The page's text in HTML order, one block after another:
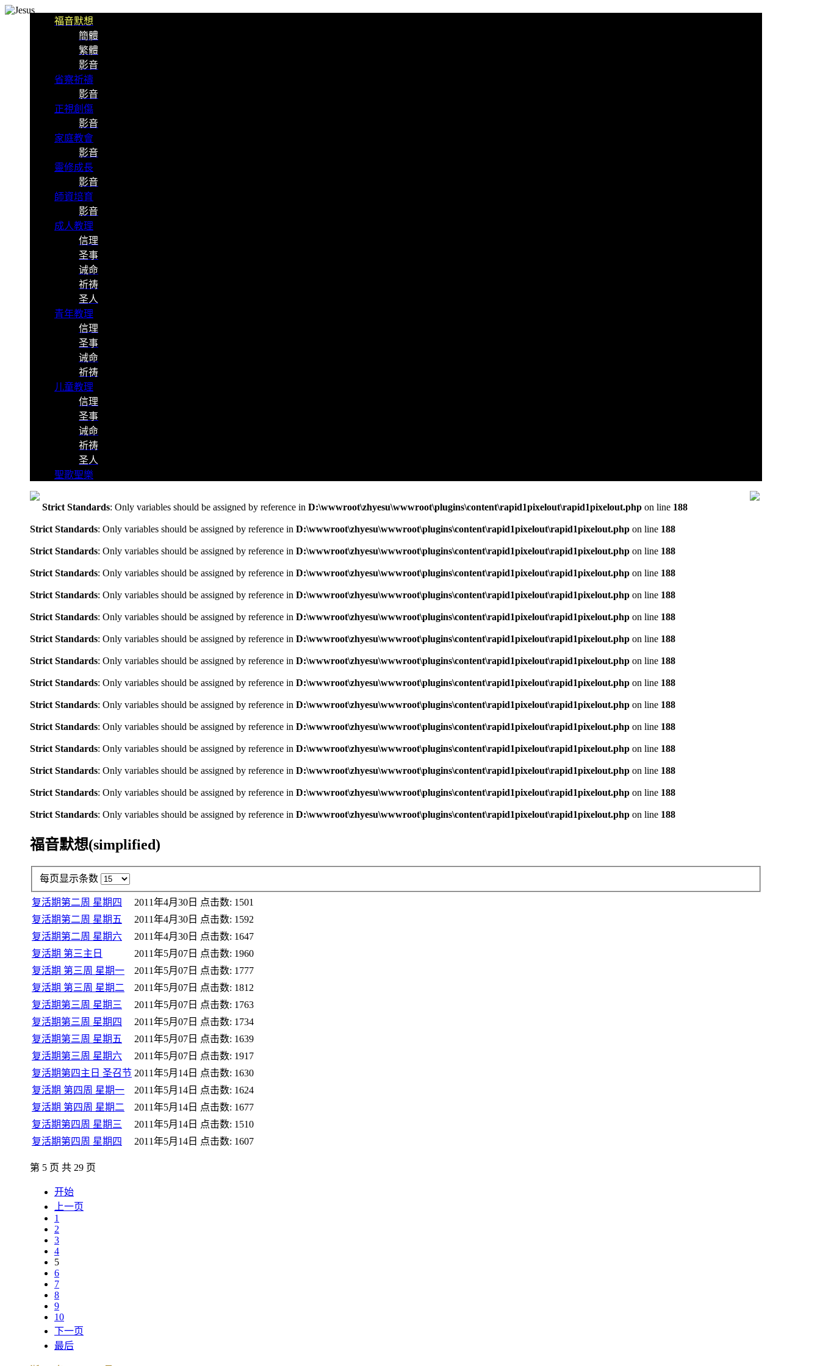
福音默想
簡體
繁體
影音
省察祈禱
影音
正視創傷
影音
家庭教會
影音
靈修成長
影音
師資培育
影音
成人教理
信理
圣事
诫命
祈祷
圣人
青年教理
信理
圣事
诫命
祈祷
儿童教理
信理
圣事
诫命
祈祷
圣人
聖歌聖樂
Strict Standards: Only variables should be assigned by reference in D:\wwwroot\zhyesu\wwwroot\plugins\content\rapid1pixelout\rapid1pixelout.php on line 188
Strict Standards: Only variables should be assigned by reference in D:\wwwroot\zhyesu\wwwroot\plugins\content\rapid1pixelout\rapid1pixelout.php on line 188
Strict Standards: Only variables should be assigned by reference in D:\wwwroot\zhyesu\wwwroot\plugins\content\rapid1pixelout\rapid1pixelout.php on line 188
Strict Standards: Only variables should be assigned by reference in D:\wwwroot\zhyesu\wwwroot\plugins\content\rapid1pixelout\rapid1pixelout.php on line 188
Strict Standards: Only variables should be assigned by reference in D:\wwwroot\zhyesu\wwwroot\plugins\content\rapid1pixelout\rapid1pixelout.php on line 188
Strict Standards: Only variables should be assigned by reference in D:\wwwroot\zhyesu\wwwroot\plugins\content\rapid1pixelout\rapid1pixelout.php on line 188
Strict Standards: Only variables should be assigned by reference in D:\wwwroot\zhyesu\wwwroot\plugins\content\rapid1pixelout\rapid1pixelout.php on line 188
Strict Standards: Only variables should be assigned by reference in D:\wwwroot\zhyesu\wwwroot\plugins\content\rapid1pixelout\rapid1pixelout.php on line 188
Strict Standards: Only variables should be assigned by reference in D:\wwwroot\zhyesu\wwwroot\plugins\content\rapid1pixelout\rapid1pixelout.php on line 188
Strict Standards: Only variables should be assigned by reference in D:\wwwroot\zhyesu\wwwroot\plugins\content\rapid1pixelout\rapid1pixelout.php on line 188
Strict Standards: Only variables should be assigned by reference in D:\wwwroot\zhyesu\wwwroot\plugins\content\rapid1pixelout\rapid1pixelout.php on line 188
Strict Standards: Only variables should be assigned by reference in D:\wwwroot\zhyesu\wwwroot\plugins\content\rapid1pixelout\rapid1pixelout.php on line 188
Strict Standards: Only variables should be assigned by reference in D:\wwwroot\zhyesu\wwwroot\plugins\content\rapid1pixelout\rapid1pixelout.php on line 188
Strict Standards: Only variables should be assigned by reference in D:\wwwroot\zhyesu\wwwroot\plugins\content\rapid1pixelout\rapid1pixelout.php on line 188
Strict Standards: Only variables should be assigned by reference in D:\wwwroot\zhyesu\wwwroot\plugins\content\rapid1pixelout\rapid1pixelout.php on line 188
福音默想(simplified)
每页显示条数
复活期第二周 星期四 2011年4月30日 点击数: 1501
复活期第二周 星期五
2011年4月30日 点击数: 1592
复活期第二周 星期六
2011年4月30日 点击数: 1647
复活期 第三主日
2011年5月07日 点击数: 1960
复活期 第三周 星期一
2011年5月07日 点击数: 1777
复活期 第三周 星期二
2011年5月07日 点击数: 1812
复活期第三周 星期三
2011年5月07日 点击数: 1763
复活期第三周 星期四
2011年5月07日 点击数: 1734
复活期第三周 星期五
2011年5月07日 点击数: 1639
复活期第三周 星期六
2011年5月07日 点击数: 1917
复活期第四主日 圣召节 2011年5月14日 点击数: 1630
复活期 第四周 星期一
2011年5月14日 点击数: 1624
复活期 第四周 星期二
2011年5月14日 点击数: 1677
复活期第四周 星期三
2011年5月14日 点击数: 1510
复活期第四周 星期四
2011年5月14日 点击数: 1607
第 5 页 共 29 页
开始
上一页
1
2
3
4
5
6
7
8
9
10
下一页
最后